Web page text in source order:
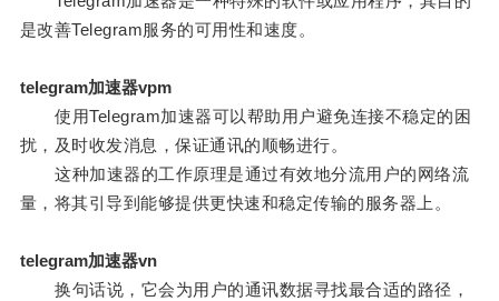
是改善Telegram服务的可用性和速度。
telegram加速器vpm
使用Telegram加速器可以帮助用户避免连接不稳定的困
扰，及时收发消息，保证通讯的顺畅进行。
这种加速器的工作原理是通过有效地分流用户的网络流
量，将其引导到能够提供更快速和稳定传输的服务器上。
telegram加速器vn
换句话说，它会为用户的通讯数据寻找最合适的路径，